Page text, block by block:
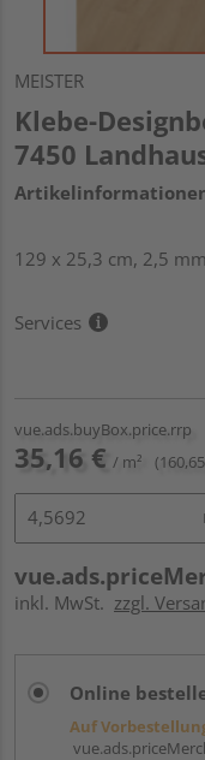
MEISTER
Klebe-
7450
129 x 25,3 cm, 2,5
Services
vue.ads.buyBox.price.rrp
35,16 € / m²
inkl. MwSt. zzgl.
Online
Auf